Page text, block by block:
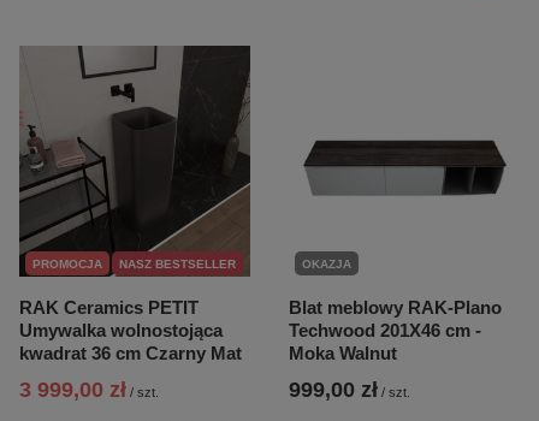
PROMOCJA NASZ BESTSELLER
RAK Ceramics PETIT
Umywalka wolnostojąca
kwadrat 36 cm Czarny Mat
3 999,00 zł / szt.
OKAZJA
Blat meblowy RAK-Plano
Techwood 201X46 cm -
Moka Walnut
999,00 zł / szt.